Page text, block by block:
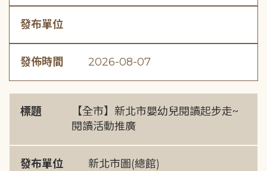
發布單位
發佈時間 2026-08-07
標題
【全市】新北市嬰幼兒閱讀起步走~
閱讀活動推廣
發布單位 新北市圖(總館)